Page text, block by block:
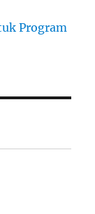
Program